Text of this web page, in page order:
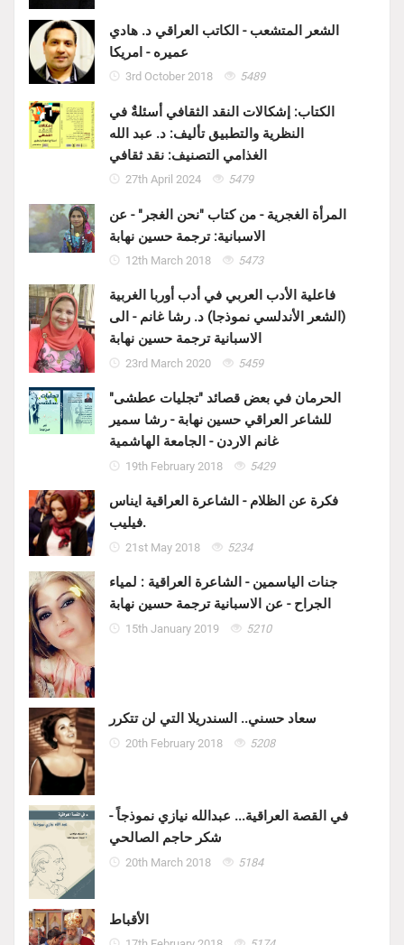
الشعر المتشعب - الكاتب العراقي د. هادي
عميره - امريكا
3rd October 2018 5489
الكتاب: إشكالات النقد الثقافي أسئلةٌ في
النظرية والتطبيق تأليف: د. عبد الله
الغذامي التصنيف: نقد ثقافي
27th April 2024 5479
المرأة الغجرية - من كتاب "نحن الغجر" - عن
الاسبانية: ترجمة حسين نهابة
12th March 2018 5473
فاعلية الأدب العربي في أدب أوربا الغربية
(الشعر الأندلسي نموذجا) د. رشا غانم - الى
الاسبانية ترجمة حسين نهابة
23rd March 2020 5459
الحرمان في بعض قصائد "تجليات عطشى"
للشاعر العراقي حسين نهابة - رشا سمير
غانم الاردن - الجامعة الهاشمية
19th February 2018 5429
فكرة عن الظلام - الشاعرة العراقية ايناس
فيليب.
21st May 2018 5234
جنات الياسمين - الشاعرة العراقية : لمياء
الجراح - عن الاسبانية ترجمة حسين نهابة
15th January 2019 5210
سعاد حسني.. السندريلا التي لن تتكرر
20th February 2018 5208
في القصة العراقية... عبدالله نيازي نموذجاً -
شكر حاجم الصالحي
20th March 2018 5184
الأقباط